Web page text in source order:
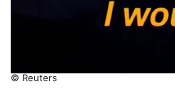
© Reuters